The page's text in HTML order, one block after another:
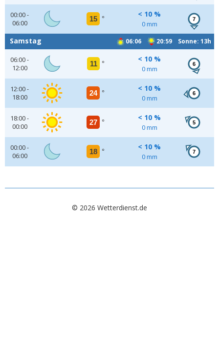
00:00 -
06:00
15 °
< 10 %
0 mm
7
06:06 20:59 Sonne: 13h
Samstag
06:00 -
12:00
11 °
< 10 %
0 mm
6
12:00 -
18:00
24 °
< 10 %
0 mm
6
18:00 -
00:00
27 °
< 10 %
0 mm
5
00:00 -
06:00
18 °
< 10 %
0 mm
7
© 2026 Wetterdienst.de